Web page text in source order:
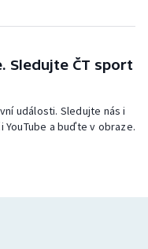
Sledujte ČT sport
události. Sledujte nás i
YouTube a buďte v obraze.